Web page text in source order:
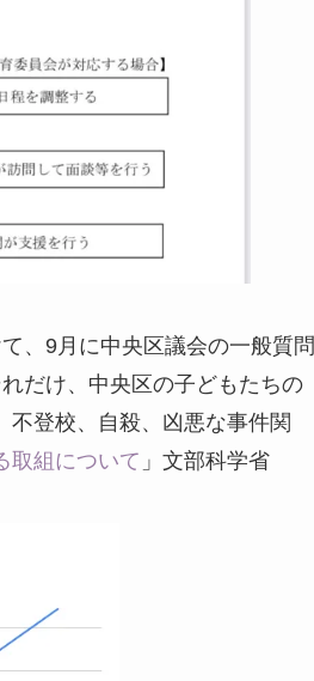
、9月に中央区議会の一般質問
だけ、中央区の子どもたちの
登校、自殺、凶悪な事件関
取組について 」文部科学省